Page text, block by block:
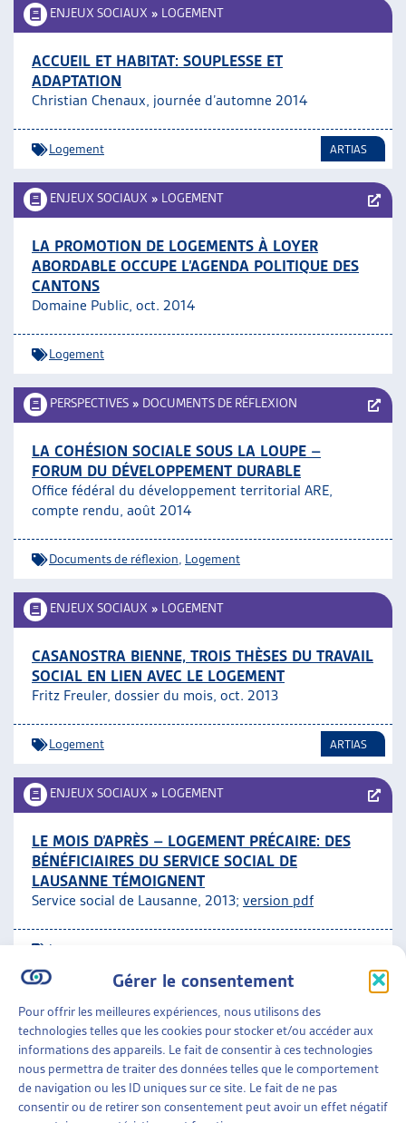
Gérer le consentement
Pour offrir les meilleures expériences, nous utilisons des
technologies telles que les cookies pour stocker et/ou accéder aux
informations des appareils. Le fait de consentir à ces technologies
nous permettra de traiter des données telles que le comportement
de navigation ou les ID uniques sur ce site. Le fait de ne pas
consentir ou de retirer son consentement peut avoir un effet négatif
ENJEUX SOCIAUX » LOGEMENT
ACCUEIL ET HABITAT: SOUPLESSE ET
ADAPTATION
Christian Chenaux, journée d’automne 2014
Logement ARTIAS
ENJEUX SOCIAUX » LOGEMENT
LA PROMOTION DE LOGEMENTS À LOYER
ABORDABLE OCCUPE L’AGENDA POLITIQUE DES
CANTONS
Domaine Public, oct. 2014
Logement
PERSPECTIVES » DOCUMENTS DE RÉFLEXION
LA COHÉSION SOCIALE SOUS LA LOUPE –
FORUM DU DÉVELOPPEMENT DURABLE
Office fédéral du développement territorial ARE,
compte rendu, août 2014
Documents de réflexion Logement
ENJEUX SOCIAUX » LOGEMENT
CASANOSTRA BIENNE, TROIS THÈSES DU TRAVAIL
SOCIAL EN LIEN AVEC LE LOGEMENT
Fritz Freuler, dossier du mois, oct. 2013
Logement ARTIAS
ENJEUX SOCIAUX » LOGEMENT
LE MOIS D’APRÈS – LOGEMENT PRÉCAIRE: DES
BÉNÉFICIAIRES DU SERVICE SOCIAL DE
LAUSANNE TÉMOIGNENT
Service social de Lausanne, 2013; version pdf
Logement
LA COOPÉRATIVE D’HABITATION COMME
RÉPONSE À LA CRISE DU LOGEMENT?
Pascal Magnin, dossier du mois, déc. 2012